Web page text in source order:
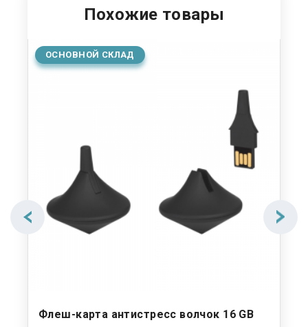
Похожие товары
ОСНОВНОЙ СКЛАД
Флеш-карта антистресс волчок 16 GB